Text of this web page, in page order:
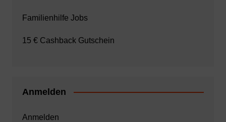
Familienhilfe Jobs
15 € Cashback Gutschein
Anmelden
Anmelden